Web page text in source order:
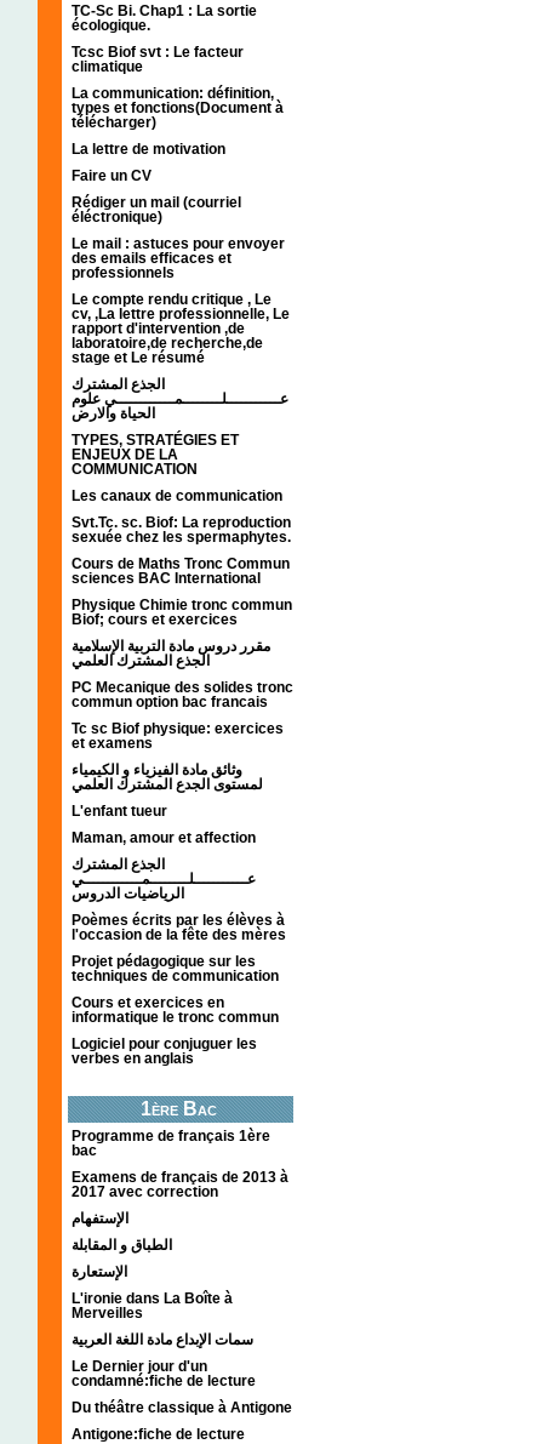
TC-Sc Bi. Chap1 : La sortie
écologique.
Tcsc Biof svt : Le facteur
climatique
La communication: définition,
types et fonctions(Document à
télécharger)
La lettre de motivation
Faire un CV
Rédiger un mail (courriel
éléctronique)
Le mail : astuces pour envoyer
des emails efficaces et
professionnels
Le compte rendu critique , Le
cv, ,La lettre professionnelle, Le
rapport d'intervention ,de
laboratoire,de recherche,de
stage et Le résumé
الجذع المشترك
عـــــــــــلــــــــمــــــــــــي علوم
الحياة والارض
TYPES, STRATÉGIES ET
ENJEUX DE LA
COMMUNICATION
Les canaux de communication
Svt.Tc. sc. Biof: La reproduction
sexuée chez les spermaphytes.
Cours de Maths Tronc Commun
sciences BAC International
Physique Chimie tronc commun
Biof; cours et exercices
مقرر دروس مادة التربية الإسلامية
الجذع المشترك العلمي
PC Mecanique des solides tronc
commun option bac francais
Tc sc Biof physique: exercices
et examens
وثائق مادة الفيزياء و الكيمياء
L'enfant tueur
Maman, amour et affection
الجذع المشترك
عـــــــــــلــــــــمــــــــــــي
الرياضيات الدروس
Poèmes écrits par les élèves à
l'occasion de la fête des mères
Projet pédagogique sur les
techniques de communication
Cours et exercices en
informatique le tronc commun
Logiciel pour conjuguer les
verbes en anglais
1ère Bac
Programme de français 1ère
bac
Examens de français de 2013 à
2017 avec correction
الإستفهام
الطباق و المقابلة
الإستعارة
L'ironie dans La Boîte à
Merveilles
سمات الإبداع مادة اللغة العربية
Le Dernier jour d'un
condamné:fiche de lecture
Du théâtre classique à Antigone
Antigone:fiche de lecture